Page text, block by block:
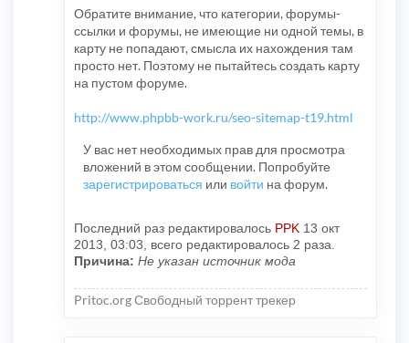
Обратите внимание, что категории, форумы-
ссылки и форумы, не имеющие ни одной темы, в
карту не попадают, смысла их нахождения там
просто нет. Поэтому не пытайтесь создать карту
на пустом форуме.
http://www.phpbb-work.ru/seo-sitemap-t19.html
У вас нет необходимых прав для просмотра
вложений в этом сообщении. Попробуйте
зарегистрироваться или войти на форум.
Последний раз редактировалось PPK 13 окт
2013, 03:03, всего редактировалось 2 раза.
Причина: Не указан источник мода
Pritoc.org Свободный торрент трекер